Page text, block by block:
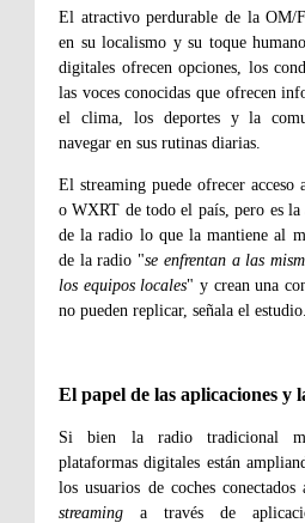
El atractivo perdurable de la OM/
en su localismo y su toque
digitales ofrecen opciones, los
las voces conocidas que ofrecen
el clima, los deportes y la
navegar en sus rutinas diarias.
El streaming puede ofrecer acceso
o WXRT de todo el país, pero es la
de la radio lo que la mantiene al
de la radio "se enfrentan a las
los equipos locales" y crean una
no pueden replicar, señala el estudio.
El papel de las aplicaciones y
Si bien la radio tradicional
plataformas digitales están
los usuarios de coches
streaming a través de